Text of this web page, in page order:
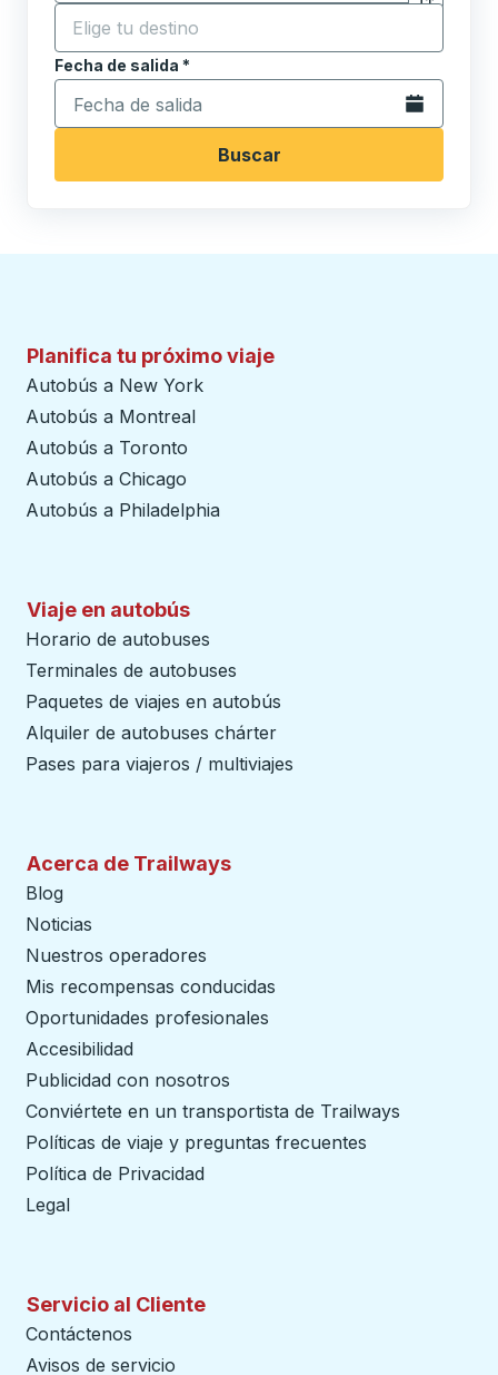
Haga clic
Comience a escribir la ciudad de destino para abrir
Fecha de salida *
Escriba la fecha en formato de fecha Barra diagonal
Abra el
Buscar
Planifica tu próximo viaje
Autobús a New York
Autobús a Montreal
Autobús a Toronto
Autobús a Chicago
Autobús a Philadelphia
Viaje en autobús
Horario de autobuses
Terminales de autobuses
Paquetes de viajes en autobús
Alquiler de autobuses chárter
Pases para viajeros / multiviajes
Acerca de Trailways
Blog
Noticias
Nuestros operadores
Mis recompensas conducidas
Oportunidades profesionales
Accesibilidad
Publicidad con nosotros
Conviértete en un transportista de Trailways
Políticas de viaje y preguntas frecuentes
Política de Privacidad
Legal
Servicio al Cliente
Contáctenos
Avisos de servicio